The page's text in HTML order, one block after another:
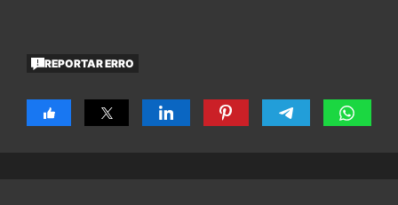
REPORTAR ERRO